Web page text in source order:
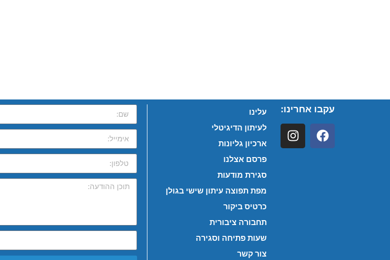
עקבו אחרינו:
עלינו
לעיתון הדיגיטלי
ארכיון גליונות
פרסם אצלנו
סגירת מודעות
מפת תפוצה עיתון שישי בגולן
כרטיס ביקור
תחבורה ציבורית
שעות פתיחה וסגירה
צור קשר